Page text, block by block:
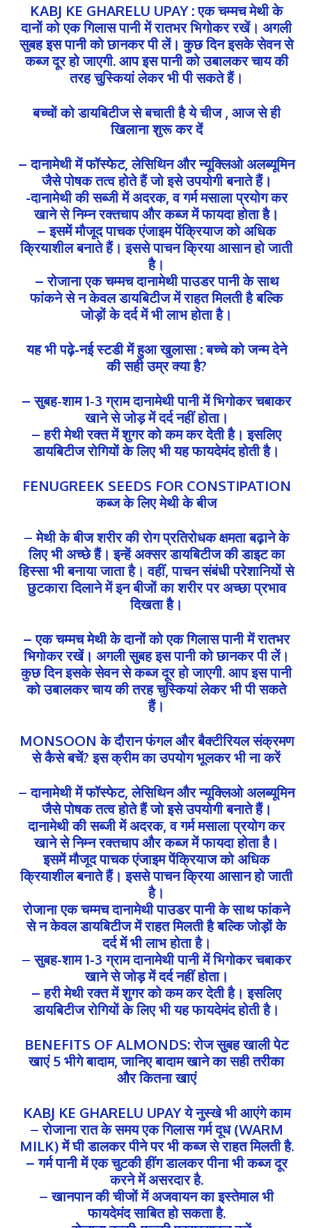
KABJ KE GHARELU UPAY : एक चम्मच मेथी के
दानों को एक गिलास पानी में रातभर भिगोकर रखें। अगली
सुबह इस पानी को छानकर पी लें। कुछ दिन इसके सेवन से
कब्ज दूर हो जाएगी. आप इस पानी को उबालकर चाय की
तरह चुस्कियां लेकर भी पी सकते हैं।
बच्चों को डायबिटीज से बचाती है ये चीज , आज से ही
खिलाना शुरू कर दें
– दानामेथी में फॉस्फेट, लेसिथिन और न्यूक्लिओ अलब्यूमिन
जैसे पोषक तत्व होते हैं जो इसे उपयोगी बनाते हैं।
-दानामेथी की सब्जी में अदरक, व गर्म मसाला प्रयोग कर
खाने से निम्न रक्तचाप और कब्ज में फायदा होता है।
– इसमें मौजूद पाचक एंजाइम पेंक्रियाज को अधिक
क्रियाशील बनाते हैं। इससे पाचन क्रिया आसान हो जाती
है।
– रोजाना एक चम्मच दानामेथी पाउडर पानी के साथ
फांकने से न केवल डायबिटीज में राहत मिलती है बल्कि
जोड़ों के दर्द में भी लाभ होता है।
यह भी पढ़े-नई स्टडी में हुआ खुलासा : बच्चे को जन्म देने
की सही उम्र क्या है?
– सुबह-शाम 1-3 ग्राम दानामेथी पानी में भिगोकर चबाकर
खाने से जोड़ में दर्द नहीं होता।
– हरी मेथी रक्त में शुगर को कम कर देती है। इसलिए
डायबिटीज रोगियों के लिए भी यह फायदेमंद होती है।
FENUGREEK SEEDS FOR CONSTIPATION
कब्ज के लिए मेथी के बीज
– मेथी के बीज शरीर की रोग प्रतिरोधक क्षमता बढ़ाने के
लिए भी अच्छे हैं। इन्हें अक्सर डायबिटीज की डाइट का
हिस्सा भी बनाया जाता है। वहीं, पाचन संबंधी परेशानियों से
छुटकारा दिलाने में इन बीजों का शरीर पर अच्छा प्रभाव
दिखता है।
– एक चम्मच मेथी के दानों को एक गिलास पानी में रातभर
भिगोकर रखें। अगली सुबह इस पानी को छानकर पी लें।
कुछ दिन इसके सेवन से कब्ज दूर हो जाएगी. आप इस पानी
को उबालकर चाय की तरह चुस्कियां लेकर भी पी सकते
हैं।
MONSOON के दौरान फंगल और बैक्टीरियल संक्रमण
से कैसे बचें? इस क्रीम का उपयोग भूलकर भी ना करें
– दानामेथी में फॉस्फेट, लेसिथिन और न्यूक्लिओ अलब्यूमिन
जैसे पोषक तत्व होते हैं जो इसे उपयोगी बनाते हैं।
दानामेथी की सब्जी में अदरक, व गर्म मसाला प्रयोग कर
खाने से निम्न रक्तचाप और कब्ज में फायदा होता है।
इसमें मौजूद पाचक एंजाइम पेंक्रियाज को अधिक
क्रियाशील बनाते हैं। इससे पाचन क्रिया आसान हो जाती
है।
रोजाना एक चम्मच दानामेथी पाउडर पानी के साथ फांकने
से न केवल डायबिटीज में राहत मिलती है बल्कि जोड़ों के
दर्द में भी लाभ होता है।
– सुबह-शाम 1-3 ग्राम दानामेथी पानी में भिगोकर चबाकर
खाने से जोड़ में दर्द नहीं होता।
– हरी मेथी रक्त में शुगर को कम कर देती है। इसलिए
डायबिटीज रोगियों के लिए भी यह फायदेमंद होती है।
BENEFITS OF ALMONDS: रोज सुबह खाली पेट
खाएं 5 भीगे बादाम, जानिए बादाम खाने का सही तरीका
और कितना खाएं
KABJ KE GHARELU UPAY ये नुस्खे भी आएंगे काम
– रोजाना रात के समय एक गिलास गर्म दूध (WARM
MILK) में घी डालकर पीने पर भी कब्ज से राहत मिलती है.
– गर्म पानी में एक चुटकी हींग डालकर पीना भी कब्ज दूर
करने में असरदार है.
– खानपान की चीजों में अजवायन का इस्तेमाल भी
फायदेमंद साबित हो सकता है.